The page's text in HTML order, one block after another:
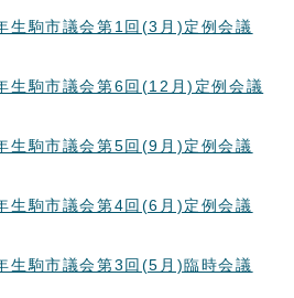
生駒市議会第1回(3月)定例会議
生駒市議会第6回(12月)定例会議
生駒市議会第5回(9月)定例会議
生駒市議会第4回(6月)定例会議
生駒市議会第3回(5月)臨時会議